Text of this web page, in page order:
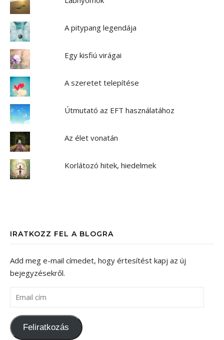
A pitypang legendája
Egy kisfiú virágai
A szeretet telepítése
Útmutató az EFT használatához
Az élet vonatán
Korlátozó hitek, hiedelmek
IRATKOZZ FEL A BLOGRA
Add meg e-mail címedet, hogy értesítést kapj az új
bejegyzésekről.
Email cím
Feliratkozás